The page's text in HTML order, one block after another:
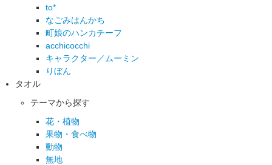
to*
なごみはんかち
町娘のハンカチーフ
acchicocchi
キャラクター／ムーミン
りぼん
タオル
テーマから探す
花・植物
果物・食べ物
動物
無地